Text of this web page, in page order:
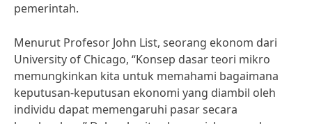
pemerintah.
Menurut Profesor John List, seorang ekonom dari
University of Chicago, “Konsep dasar teori mikro
memungkinkan kita untuk memahami bagaimana
keputusan-keputusan ekonomi yang diambil oleh
individu dapat memengaruhi pasar secara